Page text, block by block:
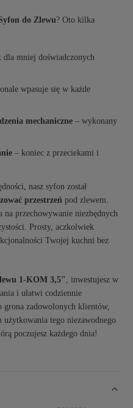
do Zlewu? Oto kilka
dla mniej doświadczonych
wpasuje się w każde
mechaniczne – wykonany
– koniec z przeciekami i
nasz syfon został
przestrzeń pod zlewem.
na przechowywanie niezbędnych
Prosty, aczkolwiek
Twojej kuchni bez
1-KOM 3,5" , inwestujesz w
i ułatwi codziennie
grona zadowolonych klientów,
tego niezawodnego
poczujesz każdego dnia!